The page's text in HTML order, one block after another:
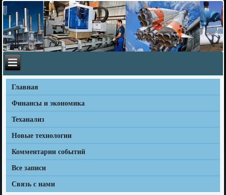
Главная
Финансы и экономика
Теханализ
Новые технологии
Комментарии событий
Все записи
Связь с нами